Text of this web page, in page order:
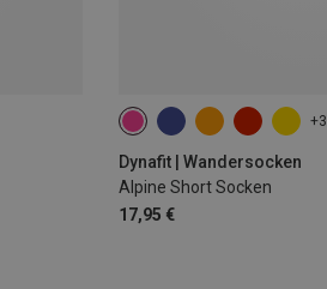
+3
Dynafit | Wandersocken
Alpine Short Socken
17,95 €
35|36|37|38 39|40|41|42